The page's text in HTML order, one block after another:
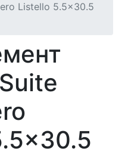
Listello 5.5x30.5